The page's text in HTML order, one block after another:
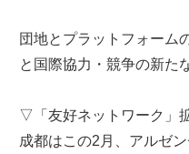
団地とプラットフォーム
と国際協力・競争の新た
▽「友好ネットワーク」
成都はこの2月、アルゼ